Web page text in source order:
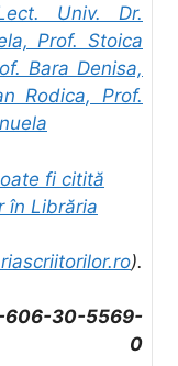
Univ. Dr.
Prof. Stoica
Bara Denisa,
Rodica, Prof.
fi citită
în Librăria
).
606-30-5569-
0